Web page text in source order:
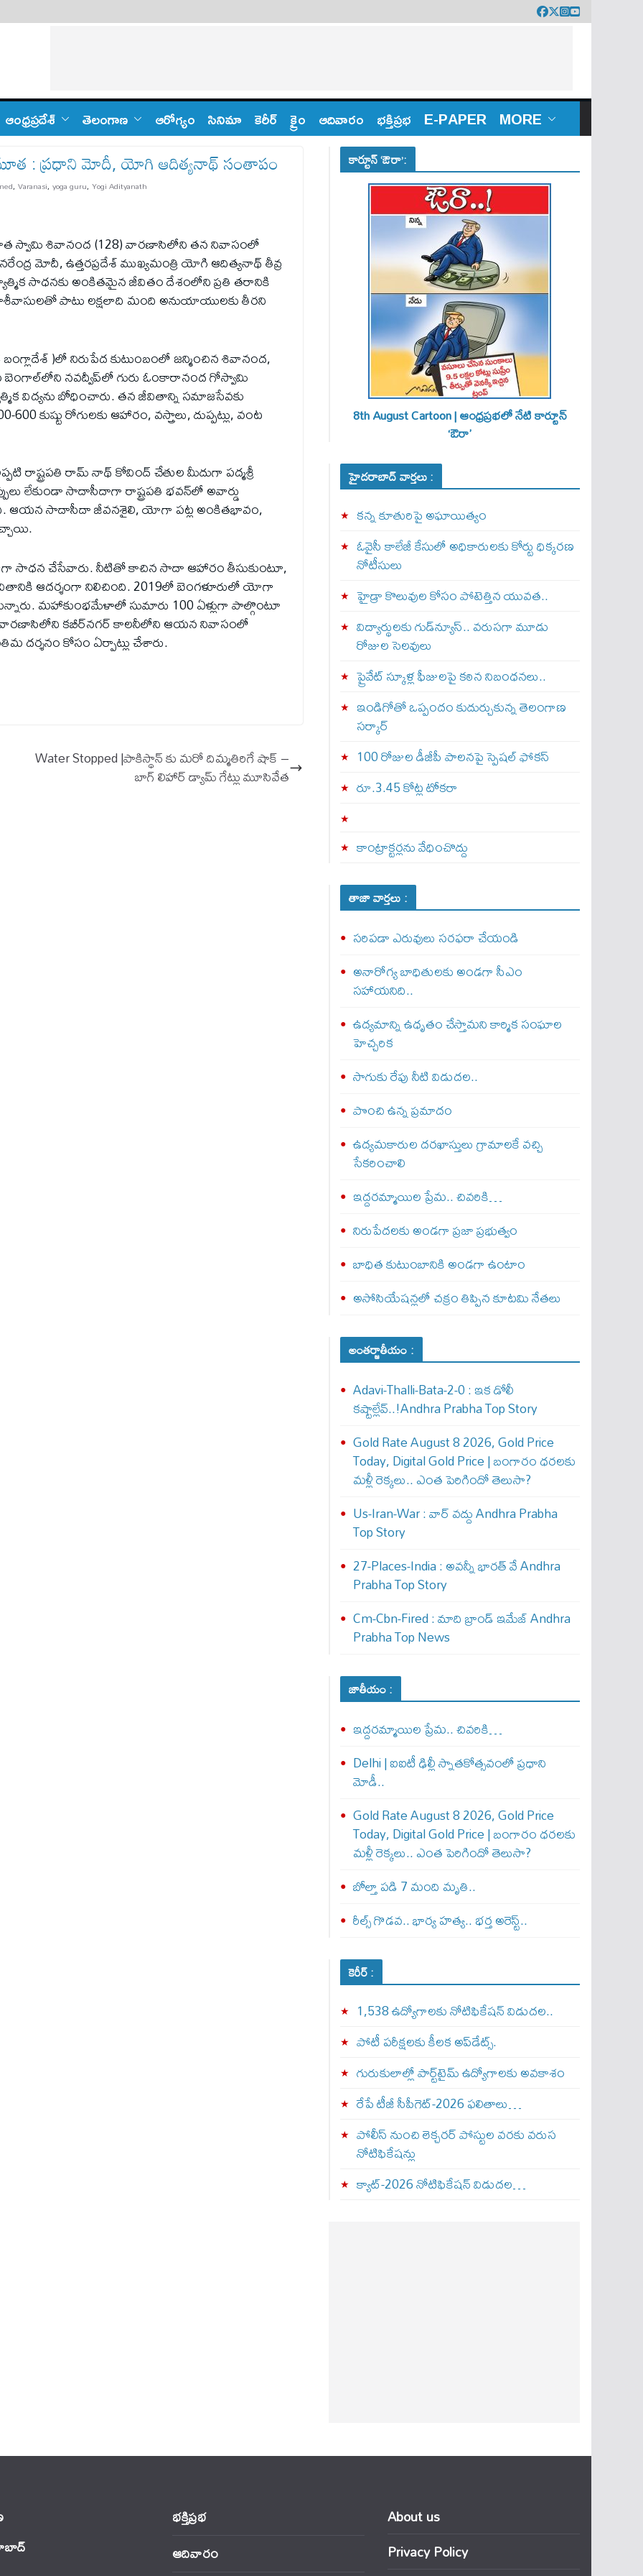
ఆంధ్ర‌ప్ర‌దేశ్ తెలంగాణ‌ ఆరోగ్యం సినిమా కెరీర్ క్రైం ఆదివారం భక్తిప్రభ E-PAPER MORE
: ప్రధాని మోదీ, యోగి ఆదిత్యనాథ్ సంతాపం
, Varanasi, yoga guru, Yogi Adityanath
స్వామి శివానంద (128) వారణాసిలోని తన నివాసంలో
మోదీ, ఉత్తరప్రదేశ్ ముఖ్యమంత్రి యోగి ఆదిత్యనాథ్ తీవ్ర
సాధనకు అంకితమైన జీవితం దేశంలోని ప్రతి తరానికి
పాటు లక్షలాది మంది అనుయాయులకు తీరని
బంగ్లాదేశ్ )లో నిరుపేద కుటుంబంలో జన్మించిన శివానంద,
బెంగాల్‌లోని నవద్వీప్‌లో గురు ఓంకారానంద గోస్వామి
విద్యను బోధించారు. తన జీవితాన్ని సమాజసేవకు
కుష్టు రోగులకు ఆహారం, వస్త్రాలు, దుప్పట్లు, వంట
రాష్ట్రపతి రామ్ నాథ్ కోవింద్ చేతుల మీదుగా పద్మశ్రీ
లేకుండా సాదాసీదాగా రాష్ట్రపతి భవన్‌లో అవార్డు
ఆయన సాదాసీదా జీవనశైలి, యోగా పట్ల అంకితభావం,
చేసేవారు. నీటితో కాచిన సాదా ఆహారం తీసుకుంటూ,
ఆదర్శంగా నిలిచింది. 2019లో బెంగళూరులో యోగా
మహాకుంభమేళాలో సుమారు 100 ఏళ్లుగా పాల్గొంటూ
వారణాసిలోని కబీర్‌నగర్ కాలనీలోని ఆయన నివాసంలో
దర్శనం కోసం ఏర్పాట్లు చేశారు.
Water Stopped |పాకిస్థాన్ కు మరో దిమ్మతిరిగే షాక్ –
బాగ్‌ లిహార్‌ డ్యామ్ గేట్లు మూసివేత
కార్టూన్ ‘ఔరా’:
8th August Cartoon | ఆంధ్రప్రభలో నేటి కార్టూన్
‘ఔరా’
హైదరాబాద్ వార్తలు :
కన్న కూతురిపై అఘాయిత్యం
ఓవైసీ కాలేజీ కేసులో అధికారులకు కోర్టు ధిక్కరణ
నోటీసులు
హైడ్రా కొలువుల కోసం పోటెత్తిన యువత..
విద్యార్థులకు గుడ్‌న్యూస్.. వరుసగా మూడు
రోజుల సెలవులు
ప్రైవేట్ స్కూళ్ల ఫీజులపై కఠిన నిబంధనలు..
ఇండిగోతో ఒప్పందం కుదుర్చుకున్న తెలంగాణ
స‌ర్కార్
100 రోజుల డీజీపీ పాలనపై స్పెషల్ ఫోకస్
రూ.3.45 కోట్ల టోకరా
కాంట్రాక్టర్లను వేధించొద్దు
తాజా వార్తలు :
స‌రిప‌డా ఎరువులు సరఫరా చేయండి
అనారోగ్య బాధితులకు అండగా సీఎం
సహాయనిది..
ఉద్యమాన్ని ఉధృతం చేస్తామని కార్మిక సంఘాల
హెచ్చరిక
సాగుకు రేపు నీటి విడుదల..
పొంచి ఉన్న ప్రమాదం
ఉద్యమకారుల దరఖాస్తులు గ్రామాలకే వచ్చి
సేకరించాలి
ఇద్దరమ్మాయిల ప్రేమ.. చివరికి…
నిరుపేదలకు అండగా ప్రజా ప్రభుత్వం
బాధిత కుటుంబానికి అండగా ఉంటాం
అసోసియేషన్లలో చక్రం తిప్పిన కూటమి నేతలు
అంతర్జాతీయం :
Adavi-Thalli-Bata-2-0 : ఇక డోలీ
క‌ష్టాల్లేవ్..!Andhra Prabha Top Story
Gold Rate August 8 2026, Gold Price
Today, Digital Gold Price | బంగారం ధరలకు
మళ్లీ రెక్కలు.. ఎంత పెరిగిందో తెలుసా?
Us-Iran-War : వార్ వ‌ద్దు Andhra Prabha
Top Story
27-Places-India : అవ‌న్నీ భార‌త్ వే Andhra
Prabha Top Story
Cm-Cbn-Fired : మాది బ్రాండ్ ఇమేజ్ Andhra
Prabha Top News
జాతీయం :
ఇద్దరమ్మాయిల ప్రేమ.. చివరికి…
Delhi | ఐఐటీ ఢిల్లీ స్నాతకోత్సవంలో ప్రధాని
మోడీ..
Gold Rate August 8 2026, Gold Price
Today, Digital Gold Price | బంగారం ధరలకు
మళ్లీ రెక్కలు.. ఎంత పెరిగిందో తెలుసా?
బోల్తా పడి 7 మంది మృతి..
రీల్స్ గొడవ.. భార్య హత్య.. భర్త అరెస్ట్..
కెరీర్ :
1,538 ఉద్యోగాలకు నోటిఫికేషన్ విడుదల..
పోటీ పరీక్షలకు కీలక అప్‌డేట్స్.
గురుకులాల్లో పార్ట్‌టైమ్ ఉద్యోగాలకు అవకాశం
రేపే టీజీ సీపీగెట్‌-2026 ఫలితాలు…
పోలీస్ నుంచి లెక్చరర్ పోస్టుల వరకు వరుస
నోటిఫికేషన్లు
క్యాట్-2026 నోటిఫికేషన్ విడుదల…
భక్తిప్రభ
ఆదివారం
About us
Privacy Policy